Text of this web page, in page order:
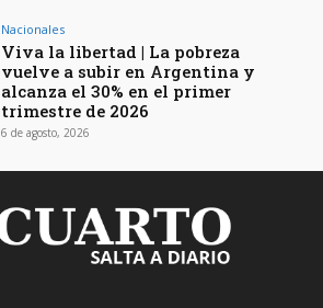
Nacionales
Viva la libertad | La pobreza
vuelve a subir en Argentina y
alcanza el 30% en el primer
trimestre de 2026
6 de agosto, 2026